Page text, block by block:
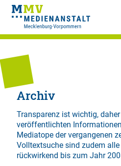
Archiv
Transparenz ist wichtig,
veröffentlichten
Mediatope der vergangenen
Volltextsuchesind zudem
rückwirkend bis zum Jahr